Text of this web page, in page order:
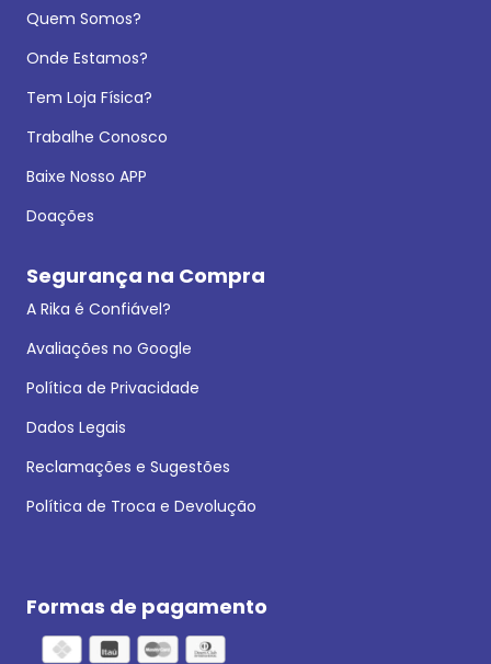
Quem Somos?
Onde Estamos?
Tem Loja Física?
Trabalhe Conosco
Baixe Nosso APP
Doações
Segurança na Compra
A Rika é Confiável?
Avaliações no Google
Política de Privacidade
Dados Legais
Reclamações e Sugestões
Política de Troca e Devolução
Formas de pagamento